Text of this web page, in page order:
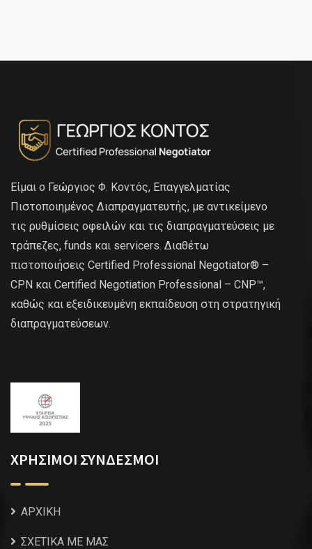
Είμαι ο Γεώργιος Φ. Κοντός, Επαγγελματίας
Πιστοποιημένος Διαπραγματευτής, με αντικείμενο
τις ρυθμίσεις οφειλών και τις διαπραγματεύσεις με
τράπεζες, funds και servicers. Διαθέτω
πιστοποιήσεις Certified Professional Negotiator® –
CPN και Certified Negotiation Professional – CNP™,
καθώς και εξειδικευμένη εκπαίδευση στη στρατηγική
διαπραγματεύσεων.
ΧΡΗΣΙΜΟΙ ΣΥΝΔΕΣΜΟΙ
ΑΡΧΙΚΗ
ΣΧΕΤΙΚΑ ΜΕ ΜΑΣ